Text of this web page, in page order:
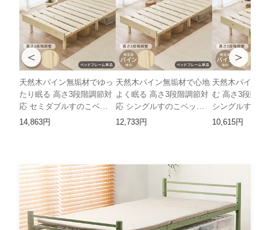
天然木パイン無垢材でゆっ
たり眠る 高さ3段階調節対
応 セミダブルすのこベッ
ド HH
14,863円
天然木パイン無垢材で心地
よく眠る 高さ3段階調節対
応 シングルすのこベッド
HH
12,733円
天然木パイン無
む 高さ3段階調
シングルすのこ
10,615円
＜ ＞